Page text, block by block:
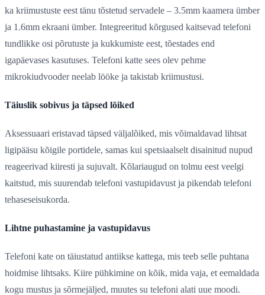
ka kriimustuste eest tänu tõstetud servadele – 3.5mm kaamera ümber
ja 1.6mm ekraani ümber. Integreeritud kõrgused kaitsevad telefoni
tundlikke osi põrutuste ja kukkumiste eest, tõestades end
igapäevases kasutuses. Telefoni katte sees olev pehme
mikrokiudvooder neelab lööke ja takistab kriimustusi.
Täiuslik sobivus ja täpsed lõiked
Aksessuaari eristavad täpsed väljalõiked, mis võimaldavad lihtsat
ligipääsu kõigile portidele, samas kui spetsiaalselt disainitud nupud
reageerivad kiiresti ja sujuvalt. Kõlariaugud on tolmu eest veelgi
kaitstud, mis suurendab telefoni vastupidavust ja pikendab telefoni
tehaseseisukorda.
Lihtne puhastamine ja vastupidavus
Telefoni kate on täiustatud antiikse kattega, mis teeb selle puhtana
hoidmise lihtsaks. Kiire pühkimine on kõik, mida vaja, et eemaldada
kogu mustus ja sõrmejäljed, muutes su telefoni alati uue moodi.